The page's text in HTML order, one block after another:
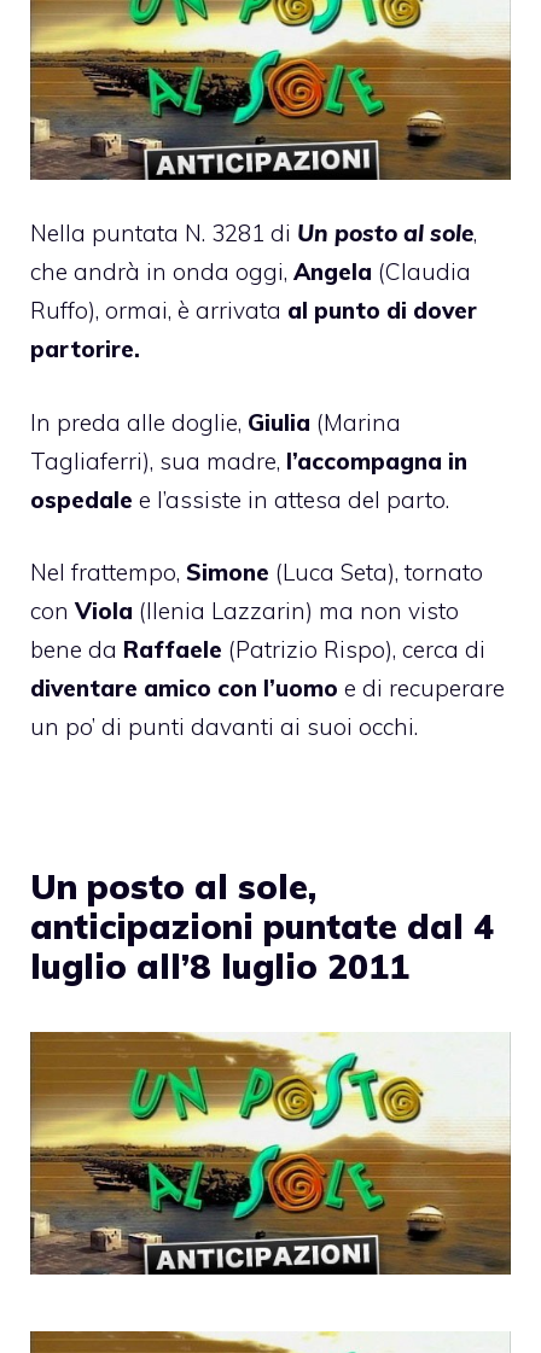
Nella puntata N. 3281 di Un posto al sole,
che andrà in onda oggi, Angela (Claudia
Ruffo), ormai, è arrivata al punto di dover
partorire.
In preda alle doglie, Giulia (Marina
Tagliaferri), sua madre, l’accompagna in
ospedale e l’assiste in attesa del parto.
Nel frattempo, Simone (Luca Seta), tornato
conViola (Ilenia Lazzarin) ma non visto
bene da Raffaele (Patrizio Rispo), cerca di
diventare amico con l’uomo e di recuperare
un po’ di punti davanti ai suoi occhi.
Un posto al sole,
anticipazioni puntate dal 4
luglio all’8 luglio 2011